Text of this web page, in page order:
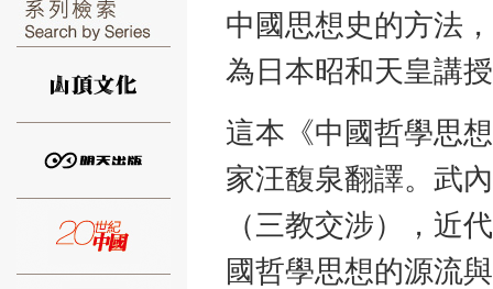
⑥
中國思想史的方法
為日本昭和天皇講
這本《中國哲學思
家汪馥泉翻譯。武
（三教交涉），近
國哲學思想的源流